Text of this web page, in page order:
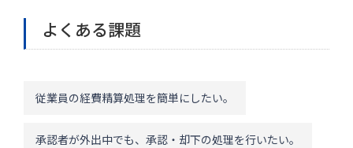
よくある課題
従業員の経費精算処理を簡単にしたい。
承認者が外出中でも、承認・却下の処理を行いたい。